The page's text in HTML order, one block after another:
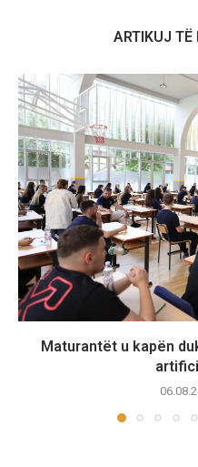
ARTIKUJ TË
Maturantët u kapën